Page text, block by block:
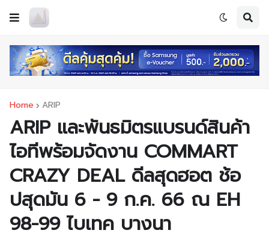
Home ARIP
ARIP และพันธมิตรแบรนด์สินค้า
ไอทีพร้อมจัดงาน COMMART
CRAZY DEAL ดีลสุดฮอต ช้อ
ปสุดมัน 6 - 9 ก.ค. 66 ณ EH
98-99 ไบเทค บางนา